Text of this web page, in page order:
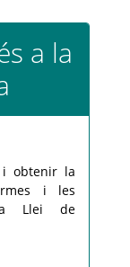
a la
i obtenir la
i les
Llei de